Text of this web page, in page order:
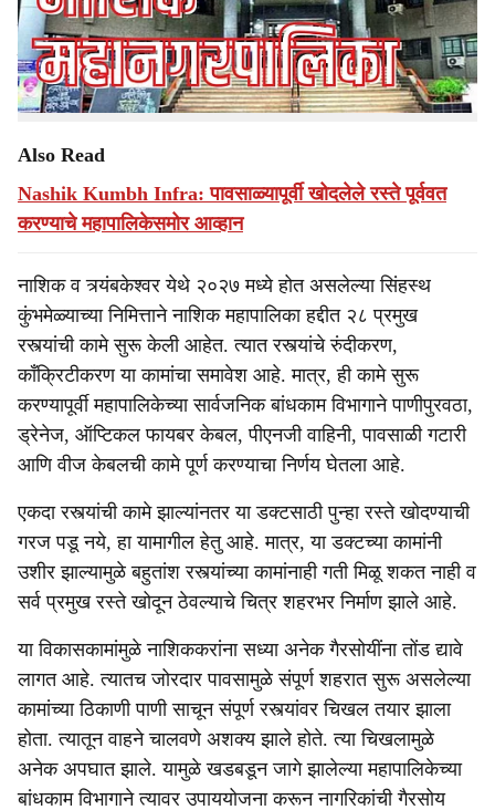
e
उघड झाले होते. यामुळे रस्त्यांची कामे कासवगतीने केल्याने
महापालिकेने चार ठेकेदारांना दणका दिला असून त्यांच्यावर दंडाची
आकरणी केली आहे.
Also Read
Nashik Kumbh Infra: पावसाळ्यापूर्वी खोदलेले रस्ते पूर्ववत
करण्याचे महापालिकेसमोर आव्हान
नाशिक व त्र्यंबकेश्वर येथे २०२७ मध्ये होत असलेल्या सिंहस्थ
कुंभमेळ्याच्या निमित्ताने नाशिक महापालिका हद्दीत २८ प्रमुख
रस्त्यांची कामे सुरू केली आहेत. त्यात रस्त्यांचे रुंदीकरण,
कॉंक्रिटीकरण या कामांचा समावेश आहे. मात्र, ही कामे सुरू
करण्यापूर्वी महापालिकेच्या सार्वजनिक बांधकाम विभागाने पाणीपुरवठा,
ड्रेनेज, ऑप्टिकल फायबर केबल, पीएनजी वाहिनी, पावसाळी गटारी
आणि वीज केबलची कामे पूर्ण करण्याचा निर्णय घेतला आहे.
एकदा रस्त्यांची कामे झाल्यांनतर या डक्टसाठी पुन्हा रस्ते खोदण्याची
गरज पडू नये, हा यामागील हेतु आहे. मात्र, या डक्टच्या कामांनी
उशीर झाल्यामुळे बहुतांश रस्त्यांच्या कामांनाही गती मिळू शकत नाही व
सर्व प्रमुख रस्ते खोदून ठेवल्याचे चित्र शहरभर निर्माण झाले आहे.
या विकासकामांमुळे नाशिककरांना सध्या अनेक गैरसोयींना तोंड द्यावे
लागत आहे. त्यातच जोरदार पावसामुळे संपूर्ण शहरात सुरू असलेल्या
कामांच्या ठिकाणी पाणी साचून संपूर्ण रस्त्यांवर चिखल तयार झाला
होता. त्यातून वाहने चालवणे अशक्य झाले होते. त्या चिखलामुळे
अनेक अपघात झाले. यामुळे खडबडून जागे झालेल्या महापालिकेच्या
बांधकाम विभागाने त्यावर उपाययोजना करून नागरिकांची गैरसोय